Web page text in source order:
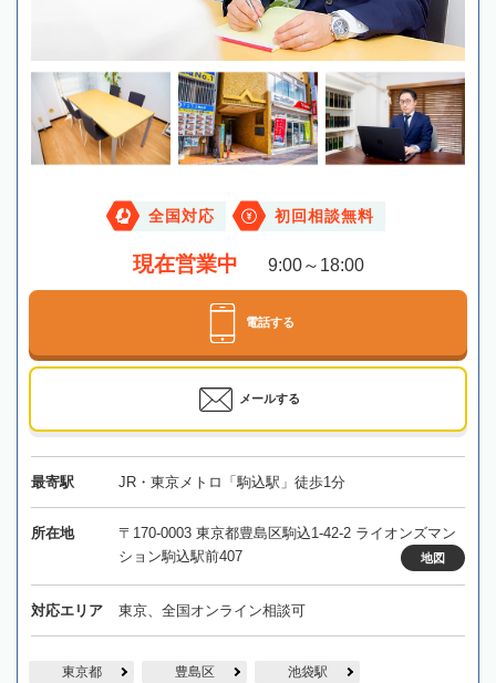
全国対応 初回相談無料
現在営業中 9:00～18:00
電話する
メールする
最寄駅 JR・東京メトロ「駒込駅」徒歩1分
所在地
〒170-0003 東京都豊島区駒込1-42-2 ライオンズマン
ション駒込駅前407
地図
対応エリア 東京、全国オンライン相談可
東京都 豊島区 池袋駅